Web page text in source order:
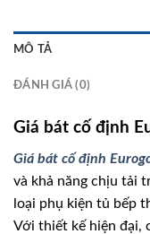
MÔ TẢ
ĐÁNH GIÁ (0)
Giá bát cố định
Giá bát cố định
và khả năng chịu tải
loại phụ kiện tủ bếp
Với thiết kế hiện đại,